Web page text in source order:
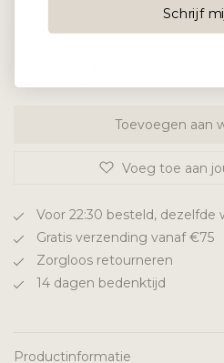
Toevoegen aan
Voeg toe aan
Voor 22:30 besteld, dezelfde
Gratis verzending vanaf €75
Zorgloos retourneren
14 dagen bedenktijd
Productinformatie
Schrijf